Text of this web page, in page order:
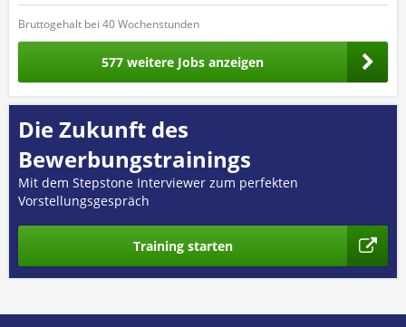
Bruttogehalt bei 40 Wochenstunden
577 weitere Jobs anzeigen
Die Zukunft des
Bewerbungstrainings
Mit dem Stepstone Interviewer zum perfekten
Vorstellungsgespräch
Training starten